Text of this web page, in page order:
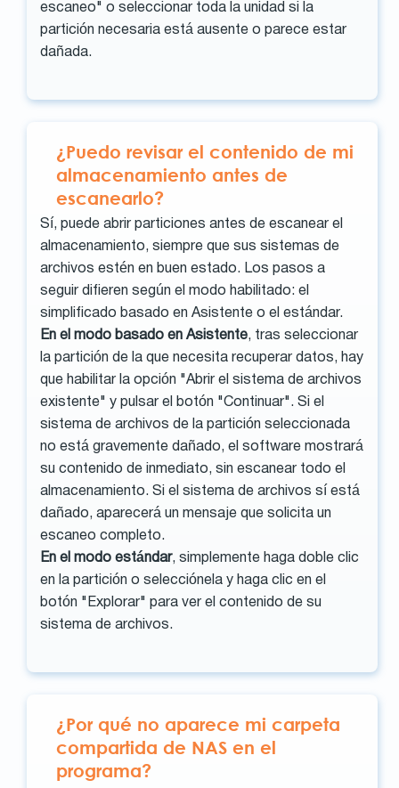
escaneo" o seleccionar toda la unidad si la
partición necesaria está ausente o parece estar
dañada.
¿Puedo revisar el contenido de mi
almacenamiento antes de
escanearlo?
Sí, puede abrir particiones antes de escanear el
almacenamiento, siempre que sus sistemas de
archivos estén en buen estado. Los pasos a
seguir difieren según el modo habilitado: el
simplificado basado en Asistente o el estándar.
En el modo basado en Asistente, tras seleccionar
la partición de la que necesita recuperar datos, hay
que habilitar la opción "Abrir el sistema de archivos
existente" y pulsar el botón "Continuar". Si el
sistema de archivos de la partición seleccionada
no está gravemente dañado, el software mostrará
su contenido de inmediato, sin escanear todo el
almacenamiento. Si el sistema de archivos sí está
dañado, aparecerá un mensaje que solicita un
escaneo completo.
En el modo estándar, simplemente haga doble clic
en la partición o selecciónela y haga clic en el
botón "Explorar" para ver el contenido de su
sistema de archivos.
¿Por qué no aparece mi carpeta
compartida de NAS en el
programa?